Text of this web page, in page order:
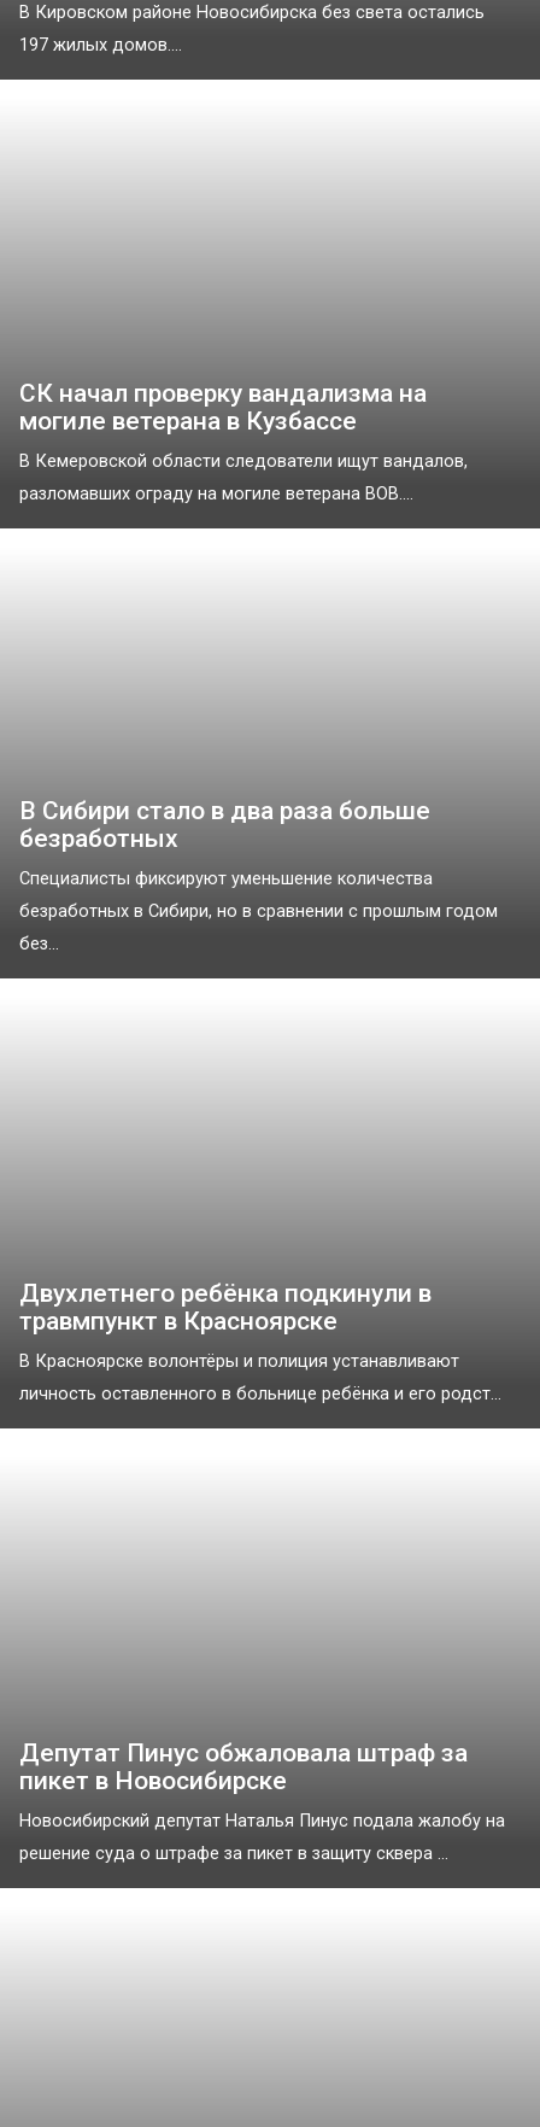
В Кировском районе Новосибирска без света остались
197 жилых домов....
СК начал проверку вандализма на
могиле ветерана в Кузбассе
В Кемеровской области следователи ищут вандалов,
разломавших ограду на могиле ветерана ВОВ....
В Сибири стало в два раза больше
безработных
Специалисты фиксируют уменьшение количества
безработных в Сибири, но в сравнении с прошлым годом
без...
Двухлетнего ребёнка подкинули в
травмпункт в Красноярске
В Красноярске волонтёры и полиция устанавливают
личность оставленного в больнице ребёнка и его родст...
Депутат Пинус обжаловала штраф за
пикет в Новосибирске
Новосибирский депутат Наталья Пинус подала жалобу на
решение суда о штрафе за пикет в защиту сквера ...